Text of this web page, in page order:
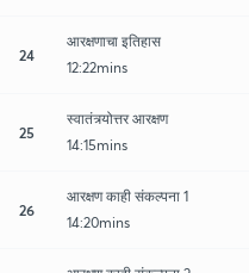
24
आरक्षणाचा इतिहास
12:22mins
25
स्वातंत्र्योत्तर आरक्षण
14:15mins
26
आरक्षण काही संकल्पना 1
14:20mins